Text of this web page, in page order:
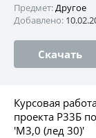
Предмет:Другое
Добавлено:
Скачать
Курсовая
проекта Р33Б
'М3,0 (лед 30)'